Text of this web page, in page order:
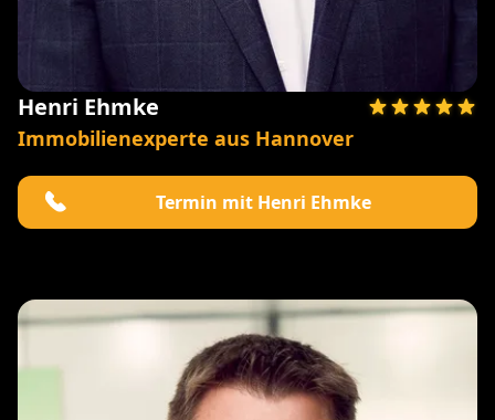
Henri Ehmke
Immobilienexperte aus Hannover
Termin mit Henri Ehmke